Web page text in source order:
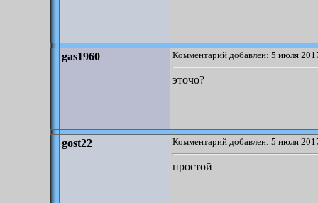
gas1960 Комментарий добавлен: 5 июля
эточо?
gost22 Комментарий добавлен: 5 июля
простой